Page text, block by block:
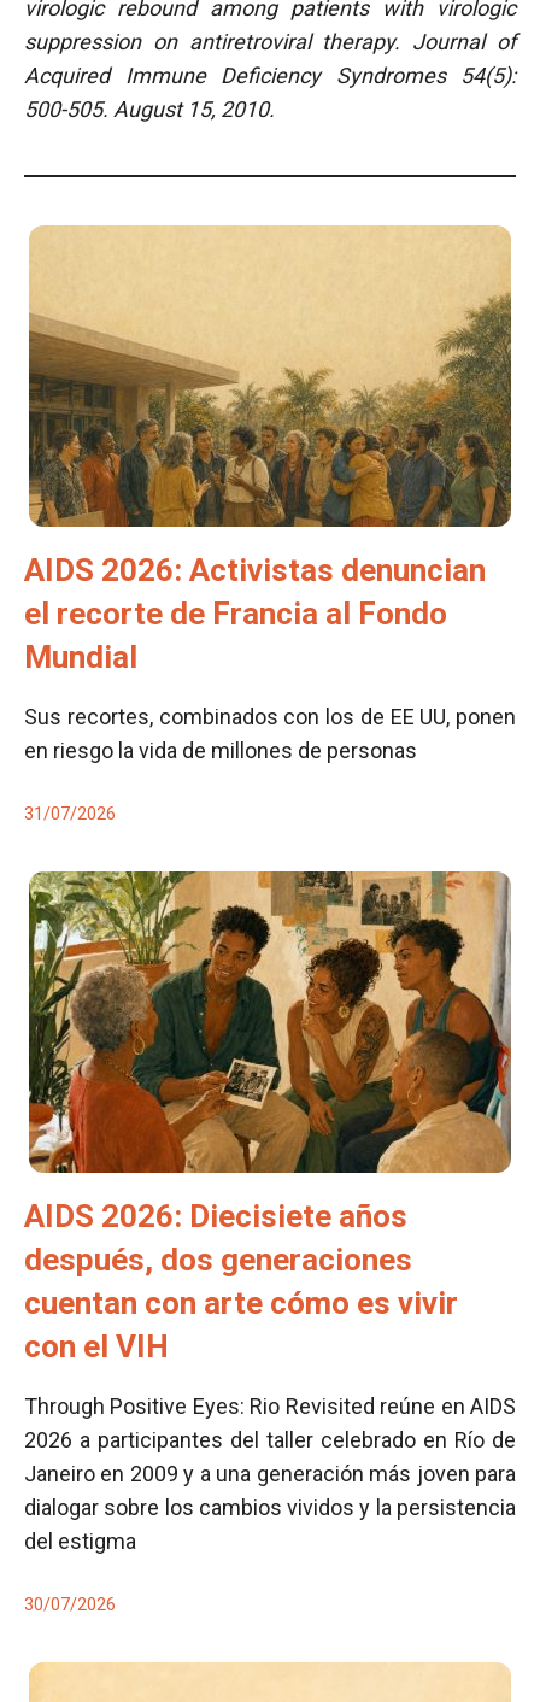
virologic rebound among patients with virologic
suppression on antiretroviral therapy. Journal of
Acquired Immune Deficiency Syndromes54(5):
500-505. August 15, 2010.
AIDS 2026: Activistas denuncian
el recorte de Francia al Fondo
Mundial
Sus recortes, combinados con los de EE UU, ponen
en riesgo la vida de millones de personas
31/07/2026
AIDS 2026: Diecisiete años
después, dos generaciones
cuentan con arte cómo es vivir
con el VIH
Through Positive Eyes: Rio Revisited reúne en AIDS
2026 a participantes del taller celebrado en Río de
Janeiro en 2009 y a una generación más joven para
dialogar sobre los cambios vividos y la persistencia
del estigma
30/07/2026